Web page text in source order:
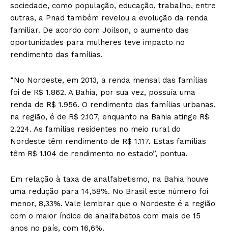
sociedade, como população, educação, trabalho, entre
outras, a Pnad também revelou a evolução da renda
familiar. De acordo com Joilson, o aumento das
oportunidades para mulheres teve impacto no
rendimento das famílias.
“No Nordeste, em 2013, a renda mensal das famílias
foi de R$ 1.862. A Bahia, por sua vez, possuía uma
renda de R$ 1.956. O rendimento das famílias urbanas,
na região, é de R$ 2.107, enquanto na Bahia atinge R$
2.224. As famílias residentes no meio rural do
Nordeste têm rendimento de R$ 1.117. Estas famílias
têm R$ 1.104 de rendimento no estado”, pontua.
Em relação à taxa de analfabetismo, na Bahia houve
uma redução para 14,58%. No Brasil este número foi
menor, 8,33%. Vale lembrar que o Nordeste é a região
com o maior índice de analfabetos com mais de 15
anos no país, com 16,6%.